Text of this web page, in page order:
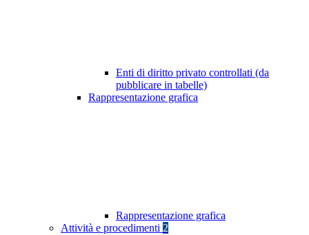
Enti di diritto privato controllati (da
pubblicare in tabelle)
Rappresentazione grafica
Rappresentazione grafica
Attività e procedimenti 2